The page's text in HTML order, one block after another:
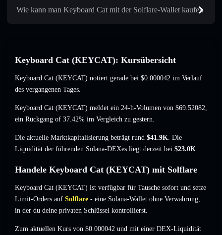
Wie kann man Keyboard Cat mit der Solflare-Wallet kaufen
Keyboard Cat (KEYCAT): Kursübersicht
Keyboard Cat (KEYCAT) notiert gerade bei $0.000042 im Verlauf
des vergangenen Tages.
Keyboard Cat (KEYCAT) meldet ein 24-h-Volumen von $69.52082,
ein Rückgang of 37.42% im Vergleich zu gestern.
Die aktuelle Marktkapitalisierung beträgt rund $41.9K. Die
Liquidität der führenden Solana-DEXes liegt derzeit bei $23.0K.
Handele Keyboard Cat (KEYCAT) mit Solflare
Keyboard Cat (KEYCAT) ist verfügbar für Tausche sofort und setze
Limit-Orders auf Solflare - eine Solana-Wallet ohne Verwahrung,
in der du deine privaten Schlüssel kontrollierst.
Zum aktuellen Kurs von $0.000042 und mit einer DEX-Liquidität